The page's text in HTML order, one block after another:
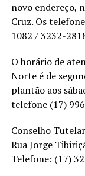
novo endereço,
Cruz. Os
1082 / 3232-
O horário de
Norte é de
plantão aos
telefone (17)
Conselho
Rua Jorge
Telefone: (17)